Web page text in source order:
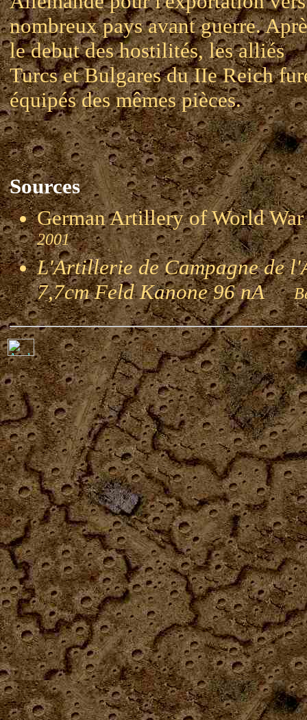
nombreux pays avant guerre.
le debut des hostilités, les alliés
Turcs et Bulgares du IIe Reich
équipés des mêmes pièces.
Sources
German Artillery of World
2001
L'Artillerie de Campagne de
7,7cm Feld Kanone 96 nA